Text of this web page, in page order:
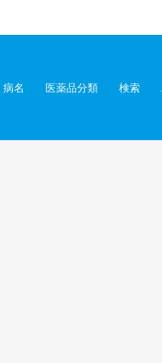
病名 医薬品分類 検索